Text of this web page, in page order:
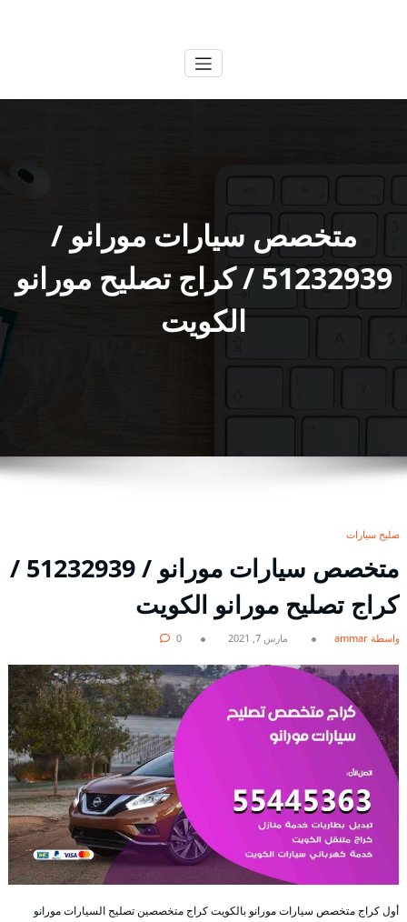
متخصص سيارات مورانو /
51232939‬ / كراج تصليح مورانو
الكويت
تصليح سيارات
متخصص سيارات مورانو / 51232939‬ /
كراج تصليح مورانو الكويت
بواسطة ammar مارس 7, 2021 0
أول كراج متخصص سيارات مورانو بالكويت كراج متخصصين تصليح السيارات مورانو